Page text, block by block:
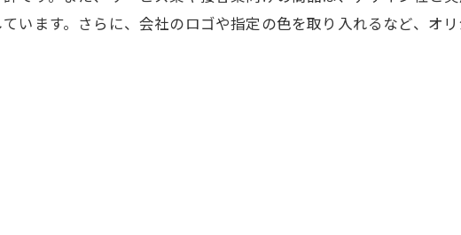
います。さらに、会社のロゴや指定の色を取り入れるなど、オ